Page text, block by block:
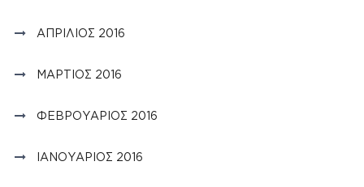
ΑΠΡΊΛΙΟΣ 2016
ΜΆΡΤΙΟΣ 2016
ΦΕΒΡΟΥΆΡΙΟΣ 2016
ΙΑΝΟΥΆΡΙΟΣ 2016